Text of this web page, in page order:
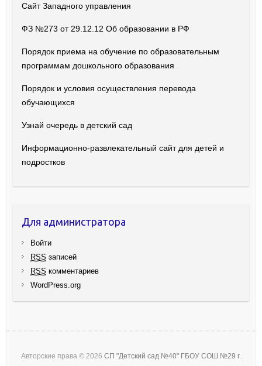
Сайт Западного управления
ФЗ №273 от 29.12.12 Об образовании в РФ
Порядок приема на обучение по образовательным
программам дошкольного образования
Порядок и условия осуществления перевода
обучающихся
Узнай очередь в детский сад
Информационно-развлекательный сайт для детей и
подростков
Для администратора
Войти
RSS записей
RSS комментариев
WordPress.org
Авторские права © 2026 СП "Детский сад №40" ГБОУ СОШ №29 г.